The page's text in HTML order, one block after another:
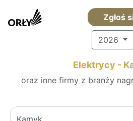
Zgłoś
2026
Elektrycy -
oraz inne firmy z branży